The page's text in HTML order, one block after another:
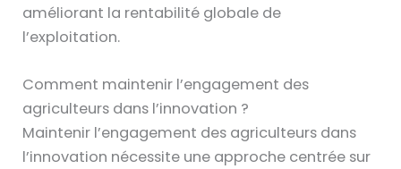
améliorant la rentabilité globale de
l’exploitation.
Comment maintenir l’engagement des
agriculteurs dans l’innovation ?
Maintenir l’engagement des agriculteurs dans
l’innovation nécessite une approche centrée sur